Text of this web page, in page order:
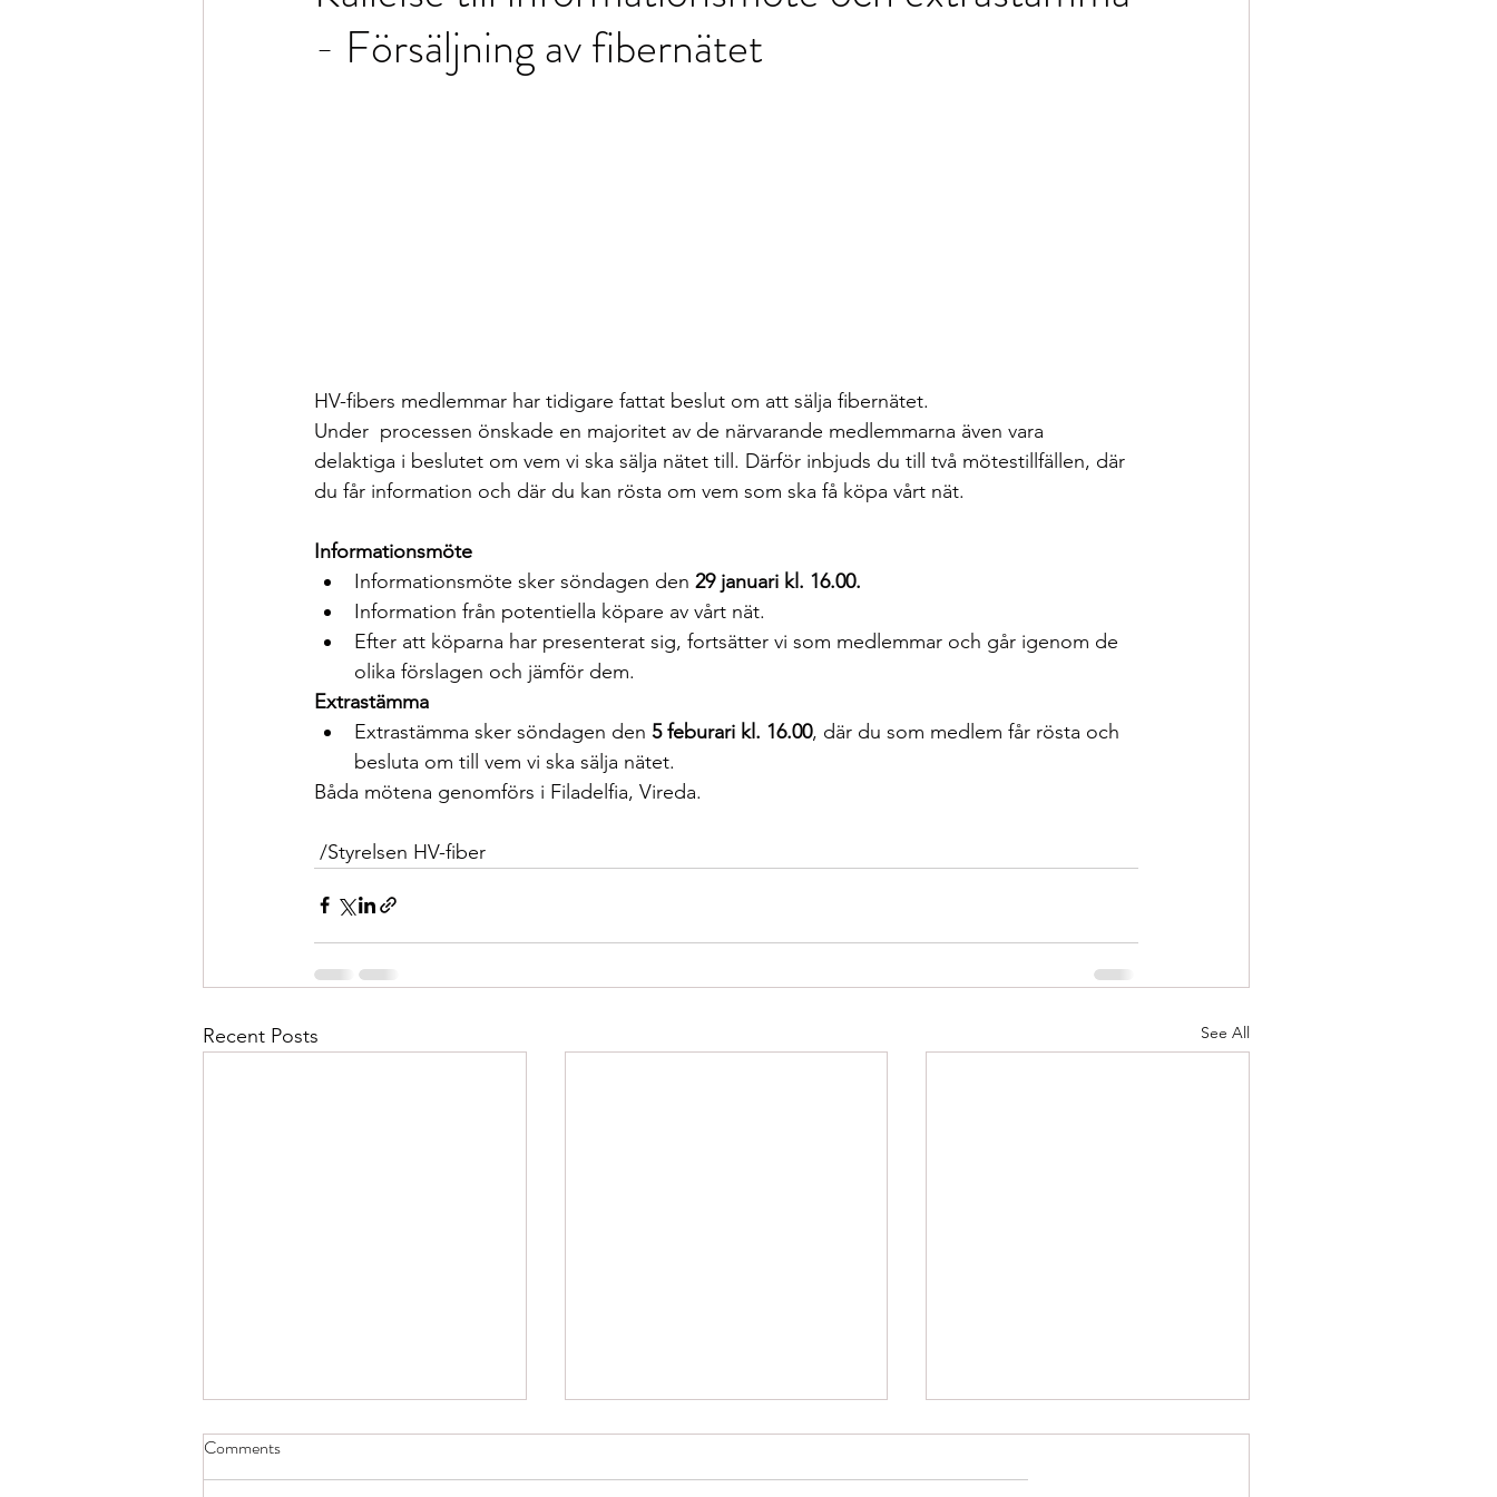
- Försäljning av fibernätet
HV-fibers medlemmar har tidigare fattat beslut om att sälja fibernätet.
Under  processen önskade en majoritet av de närvarande medlemmarna även vara
delaktiga i beslutet om vem vi ska sälja nätet till. Därför inbjuds du till två mötestillfällen, där
du får information och där du kan rösta om vem som ska få köpa vårt nät.
Informationsmöte
Informationsmöte sker söndagen den 29 januari kl. 16.00.
Information från potentiella köpare av vårt nät.
Efter att köparna har presenterat sig, fortsätter vi som medlemmar och går igenom de
olika förslagen och jämför dem.
Extrastämma
Extrastämma sker söndagen den 5 feburari kl. 16.00, där du som medlem får rösta och
besluta om till vem vi ska sälja nätet.
Båda mötena genomförs i Filadelfia, Vireda.
/Styrelsen HV-fiber
Recent Posts See All
Comments